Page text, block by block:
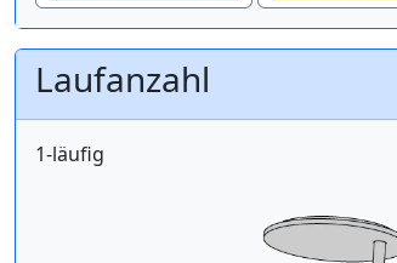
Laufanzahl
1-läufig